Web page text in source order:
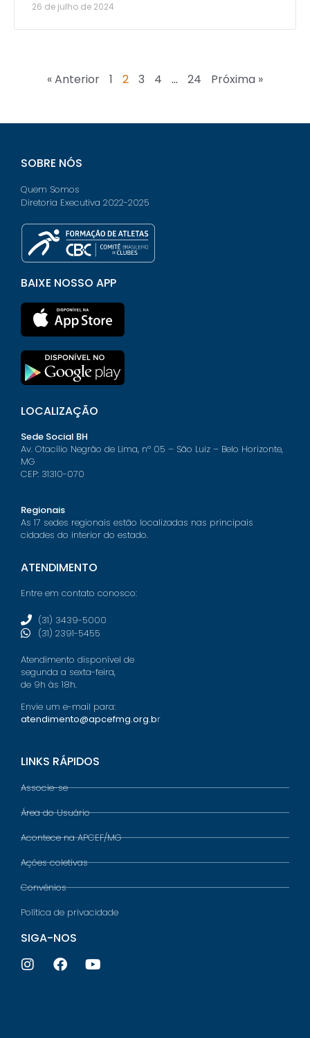
26 de julho de 2024
« Anterior 1 2 3 4 … 24 Próxima »
SOBRE NÓS
Quem Somos
Diretoria Executiva 2022-2025
BAIXE NOSSO APP
LOCALIZAÇÃO
Sede Social BH
Av. Otacílio Negrão de Lima, nº 05 – São Luiz – Belo Horizonte,
MG
CEP: 31310-070
Regionais
As 17 sedes regionais estão localizadas nas principais
cidades do interior do estado.
ATENDIMENTO
Entre em contato conosco:
(31) 3439-5000
(31) 2391-5455
Atendimento disponível de
segunda a sexta-feira,
de 9h às 18h.
Envie um e-mail para:
atendimento@apcefmg.org.br
LINKS RÁPIDOS
Associe-se
Área do Usuário
Acontece na APCEF/MG
Ações coletivas
Convênios
Política de privacidade
SIGA-NOS